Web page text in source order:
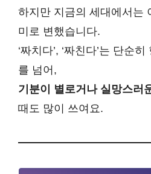
하지만 지금의 세대에서는
미로 변했습니다.
‘짜치다’, ‘짜친다’는 단순
를 넘어,
기분이 별로거나 실망스러
때도 많이 쓰여요.